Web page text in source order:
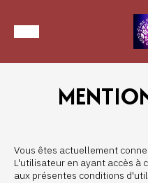
Vous êtes actuellement
L'utilisateur en ayant accès à
aux présentes conditions